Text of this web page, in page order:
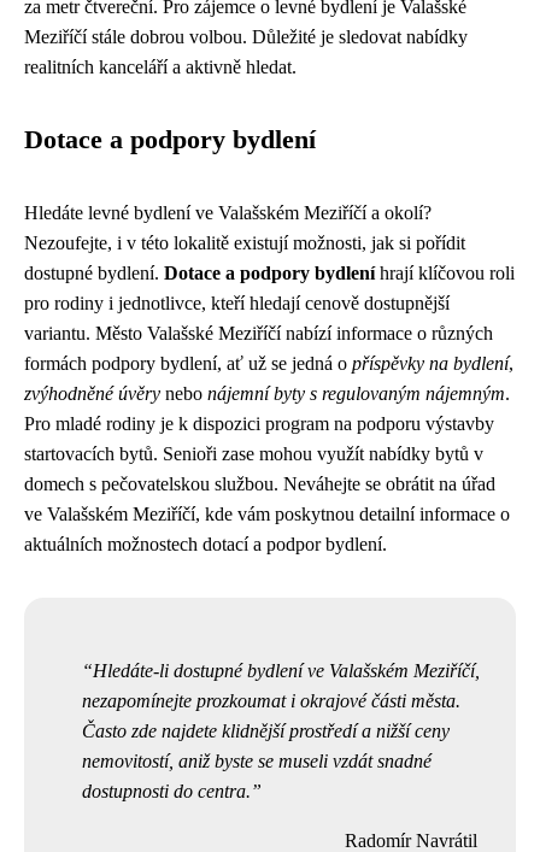
za metr čtvereční. Pro zájemce o levné bydlení je Valašské
Meziříčí stále dobrou volbou. Důležité je sledovat nabídky
realitních kanceláří a aktivně hledat.
Dotace a podpory bydlení
Hledáte levné bydlení ve Valašském Meziříčí a okolí?
Nezoufejte, i v této lokalitě existují možnosti, jak si pořídit
dostupné bydlení. Dotace a podpory bydleníhrají klíčovou roli
pro rodiny i jednotlivce, kteří hledají cenově dostupnější
variantu. Město Valašské Meziříčí nabízí informace o různých
formách podpory bydlení, ať už se jedná o příspěvky na bydlení,
zvýhodněné úvěry nebo nájemní byty s regulovaným nájemným.
Pro mladé rodiny je k dispozici program na podporu výstavby
startovacích bytů. Senioři zase mohou využít nabídky bytů v
domech s pečovatelskou službou. Neváhejte se obrátit na úřad
ve Valašském Meziříčí, kde vám poskytnou detailní informace o
aktuálních možnostech dotací a podpor bydlení.
Hledáte-li dostupné bydlení ve Valašském Meziříčí,
nezapomínejte prozkoumat i okrajové části města.
Často zde najdete klidnější prostředí a nižší ceny
nemovitostí, aniž byste se museli vzdát snadné
dostupnosti do centra.
Radomír Navrátil